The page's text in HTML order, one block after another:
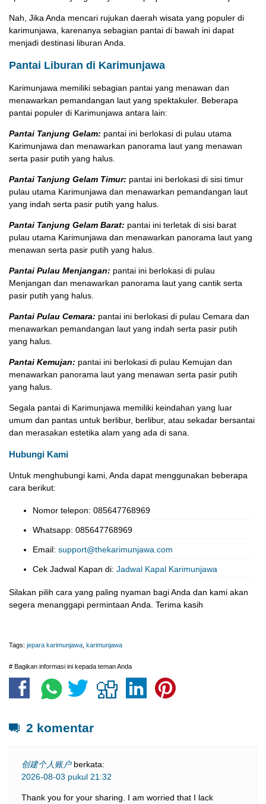
Nah, Jika Anda mencari rujukan daerah wisata yang populer di
karimunjawa, karenanya sebagian pantai di bawah ini dapat
menjadi destinasi liburan Anda.
Pantai Liburan di Karimunjawa
Karimunjawa memiliki sebagian pantai yang menawan dan
menawarkan pemandangan laut yang spektakuler. Beberapa
pantai populer di Karimunjawa antara lain:
Pantai Tanjung Gelam: pantai ini berlokasi di pulau utama
Karimunjawa dan menawarkan panorama laut yang menawan
serta pasir putih yang halus.
Pantai Tanjung Gelam Timur: pantai ini berlokasi di sisi timur
pulau utama Karimunjawa dan menawarkan pemandangan laut
yang indah serta pasir putih yang halus.
Pantai Tanjung Gelam Barat: pantai ini terletak di sisi barat
pulau utama Karimunjawa dan menawarkan panorama laut yang
menawan serta pasir putih yang halus.
Pantai Pulau Menjangan: pantai ini berlokasi di pulau
Menjangan dan menawarkan panorama laut yang cantik serta
pasir putih yang halus.
Pantai Pulau Cemara: pantai ini berlokasi di pulau Cemara dan
menawarkan pemandangan laut yang indah serta pasir putih
yang halus.
Pantai Kemujan: pantai ini berlokasi di pulau Kemujan dan
menawarkan panorama laut yang menawan serta pasir putih
yang halus.
Segala pantai di Karimunjawa memiliki keindahan yang luar
umum dan pantas untuk berlibur, berlibur, atau sekadar bersantai
dan merasakan estetika alam yang ada di sana.
Hubungi Kami
Untuk menghubungi kami, Anda dapat menggunakan beberapa
cara berikut:
Nomor telepon: 085647768969
Whatsapp: 085647768969
Email: support@thekarimunjawa.com
Cek Jadwal Kapan di: Jadwal Kapal Karimunjawa
Silakan pilih cara yang paling nyaman bagi Anda dan kami akan
segera menanggapi permintaan Anda. Terima kasih
Tags: jepara karimunjawa karimunjawa
# Bagikan informasi ini kepada teman Anda
2 komentar
创建个人账户 berkata:
2026-08-03 pukul 21:32
Thank you for your sharing. I am worried that I lack